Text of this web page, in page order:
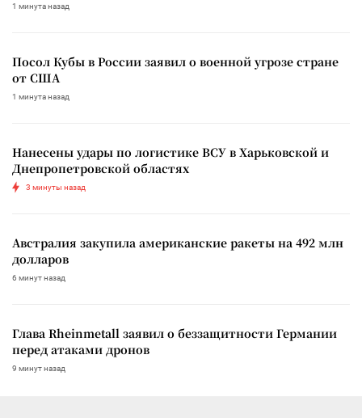
1 минута назад
Посол Кубы в России заявил о военной угрозе стране
от США
1 минута назад
Нанесены удары по логистике ВСУ в Харьковской и
Днепропетровской областях
3 минуты назад
Австралия закупила американские ракеты на 492 млн
долларов
6 минут назад
Глава Rheinmetall заявил о беззащитности Германии
перед атаками дронов
9 минут назад